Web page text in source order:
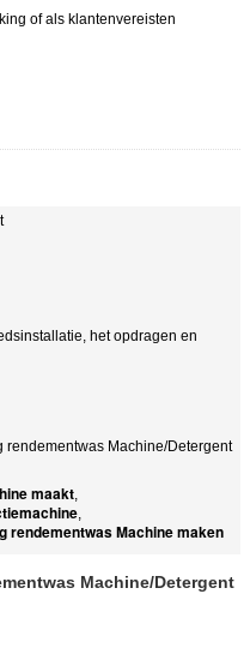
of als klantenvereisten
het opdragen en
rendementwas Machine/Detergent
maakt,
,
rendementwas Machine maken
Machine/Detergent